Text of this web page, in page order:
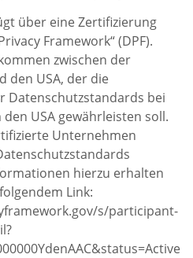
über eine Zertifizierung
Framework“ (DPF).
zwischen der
den USA, der die
Datenschutzstandards bei
USA gewährleisten soll.
Unternehmen
hierzu erhalten
Link:
s/participant-